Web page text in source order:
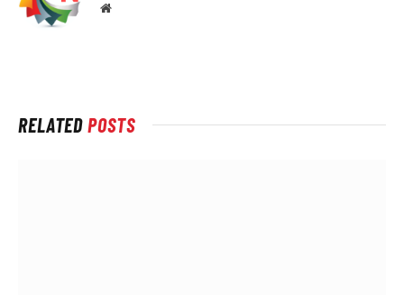
Local
RELATEDPOSTS